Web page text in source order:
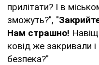
прилітати? І в
зможуть?", "
Нам страшно!
ковід же закривали
безпека?"